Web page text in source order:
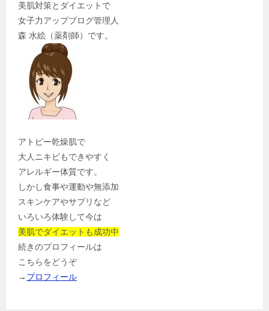
美肌対策とダイエットで
女子力アップブログ管理人
森 水絵（薬剤師）です。
アトピー乾燥肌で
大人ニキビもできやすく
アレルギー体質です。
しかし食事や運動や無添加
スキンケアやサプリなど
いろいろ体験して今は
美肌でダイエットも成功中
続きのプロフィールは
こちらをどうぞ
→ プロフィール